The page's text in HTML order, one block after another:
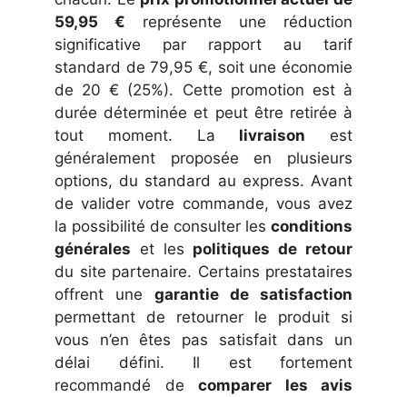
59,95 € représente une réduction
significative par rapport au tarif
standard de 79,95 €, soit une économie
de 20 € (25%). Cette promotion est à
durée déterminée et peut être retirée à
tout moment. La livraison est
généralement proposée en plusieurs
options, du standard au express. Avant
de valider votre commande, vous avez
la possibilité de consulter les conditions
générales et les politiques de retour
du site partenaire. Certains prestataires
offrent une garantie de satisfaction
permettant de retourner le produit si
vous n’en êtes pas satisfait dans un
délai défini. Il est fortement
recommandé de comparer les avis